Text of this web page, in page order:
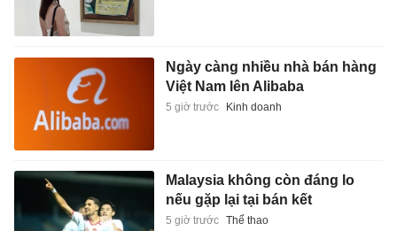
Ngày càng nhiều nhà bán hàng
Việt Nam lên Alibaba
5 giờ trước Kinh doanh
Malaysia không còn đáng lo
nếu gặp lại tại bán kết
5 giờ trước Thể thao